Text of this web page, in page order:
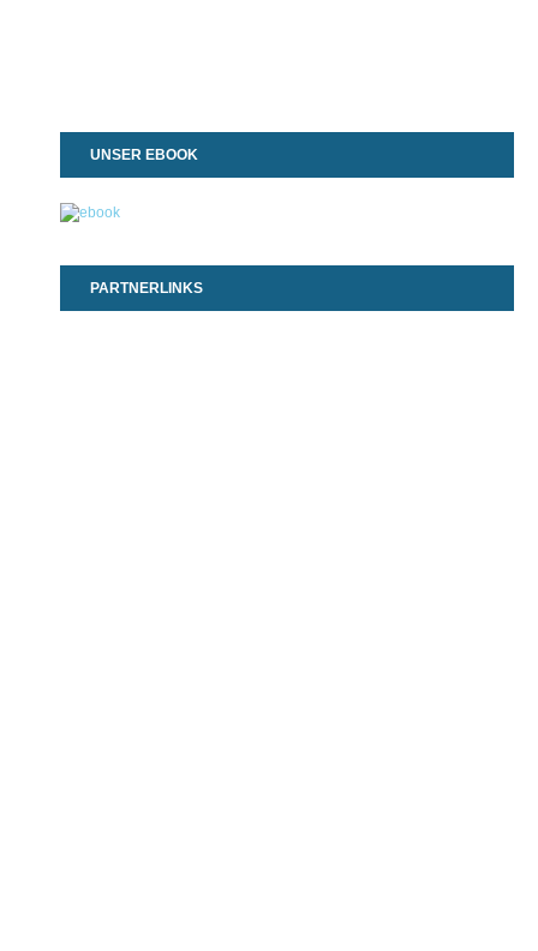
UNSER EBOOK
PARTNERLINKS